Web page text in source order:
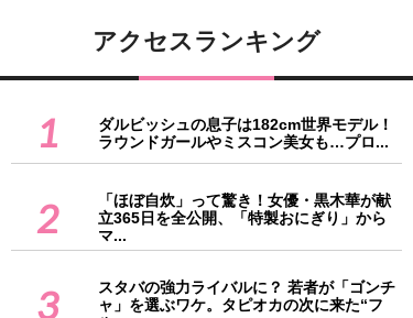
アクセスランキング
1
ダルビッシュの息子は182cm世界モデル！
ラウンドガールやミスコン美女も…プロ...
2
「ほぼ自炊」って驚き！女優・黒木華が献
立365日を全公開、「特製おにぎり」から
マ...
3
スタバの強力ライバルに？ 若者が「ゴンチ
ャ」を選ぶワケ。タピオカの次に来た“フ